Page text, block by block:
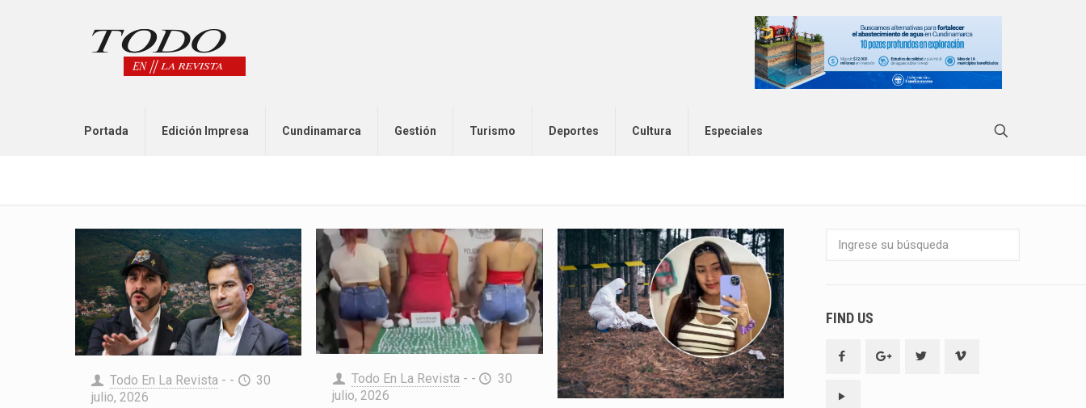
Portada Edición Impresa Cundinamarca Gestión Turismo Deportes Cultura Especiales
Todo En La Revista - -
30
julio, 2026
Todo En La Revista - -
30
julio, 2026
FIND US